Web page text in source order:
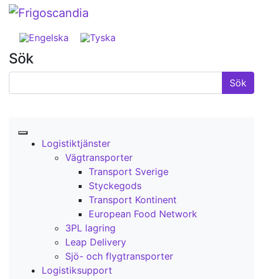
Sök
Logistiktjänster
Vägtransporter
Transport Sverige
Styckegods
Transport Kontinent
European Food Network
3PL lagring
Leap Delivery
Sjö- och flygtransporter
Logistiksupport